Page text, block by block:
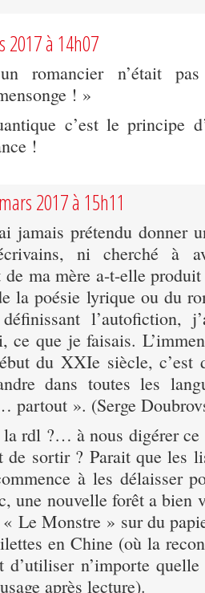
2017 à 14h07
romancier n’était pas
! »
c’est le principe
!
2017 à 15h11
jamais prétendu donner
ni cherché à
ma mère a-t-elle
la poésie lyrique ou du
l’autofiction,
ce que je faisais.
du XXIe siècle,
dans toutes les
partout ». (Serge
la rdl ?… à nous digérer ce
de sortir ? Parait que les
à les délaisser
une nouvelle forêt a bien
« Le Monstre » sur du
en Chine (où la
d’utiliser n’importe
après lecture).